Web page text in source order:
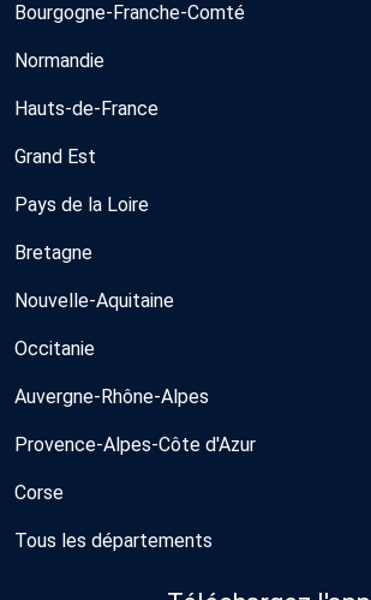
Bourgogne-Franche-Comté
Normandie
Hauts-de-France
Grand Est
Pays de la Loire
Bretagne
Nouvelle-Aquitaine
Occitanie
Auvergne-Rhône-Alpes
Provence-Alpes-Côte d'Azur
Corse
Tous les départements